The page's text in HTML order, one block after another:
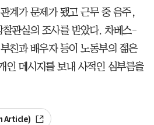
계가 문제가 됐고 근무 중 음주,
관실의 조사를 받았다. 차베스-
친과 배우자 등이 노동부의 젊은
인 메시지를 보내 사적인 심부름을
Article)